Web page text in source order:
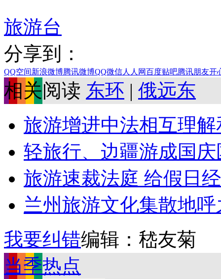
旅游台
分享到：
QQ空间新浪微博腾讯微博QQ微信人人网百度贴吧腾讯朋友开
相关阅读 东环 | 俄远东
旅游增进中法相互理
轻旅行、边疆游成国
旅游速裁法庭 给假日
兰州旅游文化集散地
我要纠错编辑：嵇友菊
当季热点